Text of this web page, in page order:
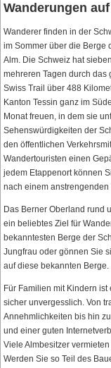
Wanderungen
Wanderer finden in der
im Sommer über die Berge
Alm. Die Schweiz hat
mehreren Tagen durch das
Swiss Trail über 488
Kanton Tessin ganz im
Monat freuen, in dem sie
Sehenswürdigkeiten der
den öffentlichen
Wandertouristen einen
jedem Etappenort können
nach einem
Das Berner Oberland rund
ein beliebtes Ziel für
bekanntesten Berge der
Jungfrau oder gönnen Sie
auf diese bekannten Berge.
Für Familien mit Kindern
sicher unvergesslich. Von
Annehmlichkeiten bis hin
und einer guten
Viele Almbesitzer
Werden Sie so Teil des